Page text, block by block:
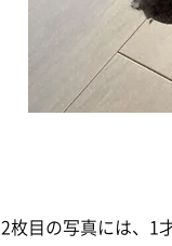
2枚目の写真には、1